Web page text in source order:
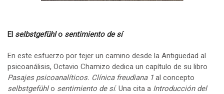
El selbstgefühlo sentimiento de sí
En este esfuerzo por tejer un camino desde la Antigüedad al
psicoanálisis, Octavio Chamizo dedica un capítulo de su libro
Pasajes psicoanalíticos. Clínica freudiana 1 al concepto
selbstgefühlo sentimiento de sí. Una cita a Introducción del